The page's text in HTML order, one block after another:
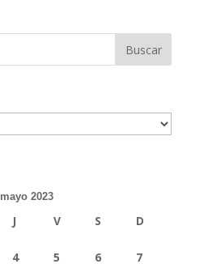
mayo 2023
J V S D
4 5 6 7